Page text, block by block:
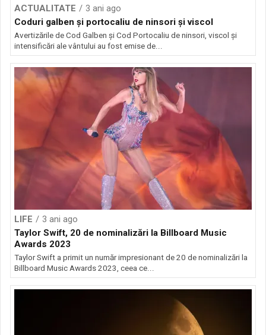
ACTUALITATE
3 ani ago
Coduri galben și portocaliu de ninsori și viscol
Avertizările de Cod Galben și Cod Portocaliu de ninsori, viscol și
intensificări ale vântului au fost emise de...
LIFE
3 ani ago
Taylor Swift, 20 de nominalizări la Billboard Music
Awards 2023
Taylor Swift a primit un număr impresionant de 20 de nominalizări la
Billboard Music Awards 2023, ceea ce...